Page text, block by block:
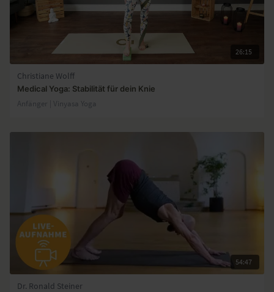
26:15
Christiane Wolff
Medical Yoga: Stabilität für dein Knie
Anfänger | Vinyasa Yoga
54:47
Dr. Ronald Steiner